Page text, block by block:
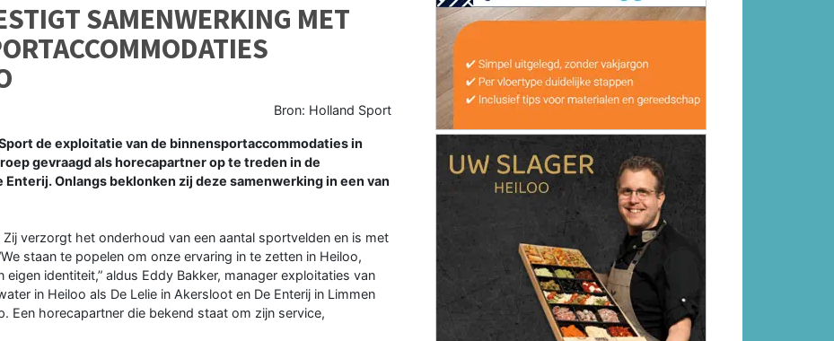
SAMENWERKING MET
Bron: Holland Sport
de exploitatie van de binnensportaccommodaties in
gevraagd als horecapartner op te treden in de
Onlangs beklonken zij deze samenwerking in een van
verzorgt het onderhoud van een aantal sportvelden en is met
staan te popelen om onze ervaring in te zetten in Heiloo,
identiteit,” aldus Eddy Bakker, manager exploitaties van
in Heiloo als De Lelie in Akersloot en De Enterij in Limmen
Een horecapartner die bekend staat om zijn service,